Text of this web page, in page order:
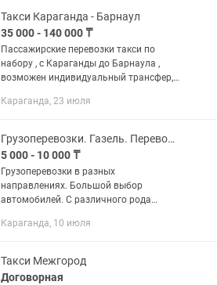
Такси Караганда - Барнаул
35 000 - 140 000 ₸
Пассажирские перевозки такси по
набору , с Караганды до Барнаула ,
возможен индивидуальный трансфер,
Караганда, 23 июля
Грузоперевозки. Газель. Перевозка. Доставка. Грузовое такси. ГрузоТакси
5 000 - 10 000 ₸
Грузоперевозки в разных
направлениях. Большой выбор
автомобилей. С различного рода
Предоставляем выгодные условия
Перевозка, доставка грузов...
Караганда, 10 июля
Такси Межгород
Договорная